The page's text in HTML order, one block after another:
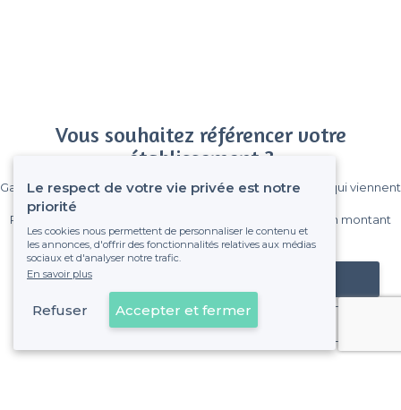
Vous souhaitez référencer votre
établissement ?
Gagnez de nombreux clients parmi le million de visiteurs qui viennent
Pas de commissions et sans engagement, vous payez un montant
fixe sans risque de voir déraper la facture.
Référencer mon établissement
Déjà client
Le respect de votre vie privée est notre
priorité
Les cookies nous permettent de personnaliser le contenu et
les annonces, d'offrir des fonctionnalités relatives aux médias
sociaux et d'analyser notre trafic.
En savoir plus
Refuser Accepter et fermer